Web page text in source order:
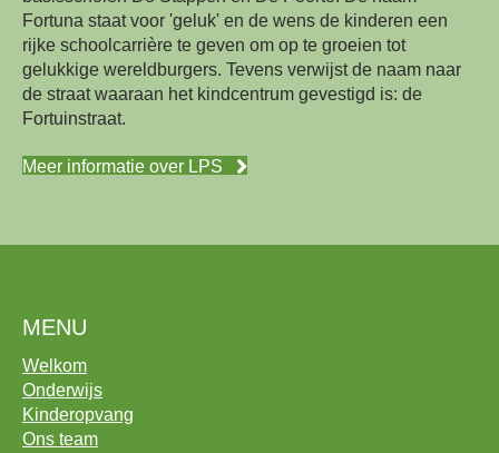
Fortuna staat voor 'geluk' en de wens de kinderen een
rijke schoolcarrière te geven om op te groeien tot
gelukkige wereldburgers. Tevens verwijst de naam naar
de straat waaraan het kindcentrum gevestigd is: de
Fortuinstraat.
Meer informatie over LPS
MENU
Welkom
Onderwijs
Kinderopvang
Ons team